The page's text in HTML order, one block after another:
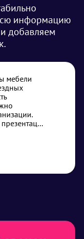
информацию
добавляем
мебели
без
если
лучше